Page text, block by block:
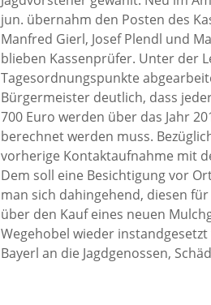
jun. übernahm den Posten des
Manfred Gierl, Josef Plendl und
blieben Kassenprüfer. Unter der
Tagesordnungspunkte
Bürgermeister deutlich, dass
700 Euro werden über das Jahr
berechnet werden muss.
vorherige Kontaktaufnahme mit
Dem soll eine Besichtigung vor
man sich dahingehend, diesen
über den Kauf eines neuen
Wegehobel wieder
Bayerl an die Jagdgenossen,